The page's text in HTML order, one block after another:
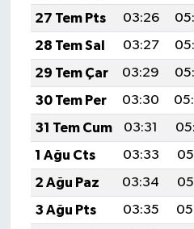
27 Tem Pts
03:26
28 Tem Sal
03:27
29 Tem Çar
03:29
30 Tem Per
03:30
31 Tem Cum
03:31
1 Ağu Cts
03:33
2 Ağu Paz
03:34
3 Ağu Pts
03:35